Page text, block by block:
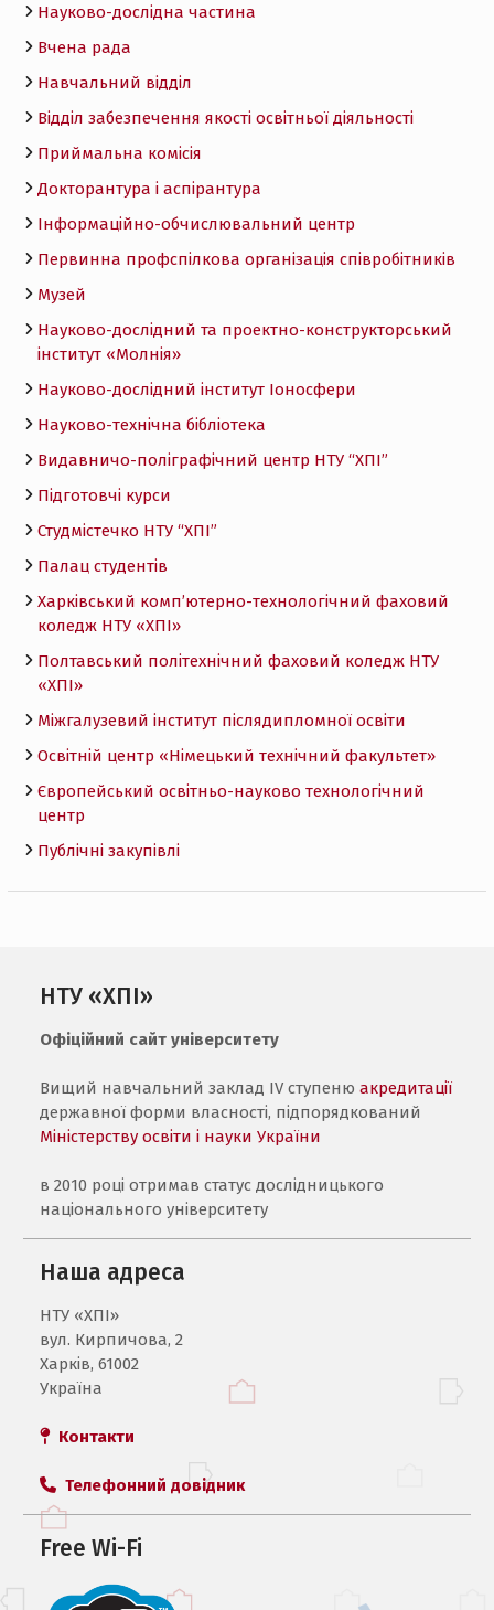
Науково-дослідна частина
Вчена рада
Навчальний відділ
Відділ забезпечення якості освітньої діяльності
Приймальна комісія
Докторантура і аспірантура
Інформаційно-обчислювальний центр
Первинна профспілкова організація співробітників
Музей
Науково-дослідний та проектно-конструкторський
інститут «Молнія»
Науково-дослідний інститут Іоносфери
Науково-технічна бібліотека
Видавничо-поліграфічний центр НТУ “ХПІ”
Підготовчі курси
Студмістечко НТУ “ХПІ”
Палац студентів
Харківський комп’ютерно-технологічний фаховий
коледж НТУ «ХПI»
Полтавський політехнічний фаховий коледж НТУ
«ХПI»
Міжгалузевий інститут післядипломної освіти
Освітній центр «Німецький технічний факультет»
Європейський освітньо-науково технологічний
центр
Публічні закупівлі
НТУ «ХПІ»
Офіційний сайт університету
Вищий навчальний заклад IV ступенюакредитації
державної форми власності, підпорядкований
Міністерству освіти і науки України
в 2010 році отримав статус дослідницького
національного університету
Наша адреса
НТУ «ХПI»
вул. Кирпичова, 2
Харків, 61002
Україна
Контакти
Телефонний довідник
Free Wi-Fi